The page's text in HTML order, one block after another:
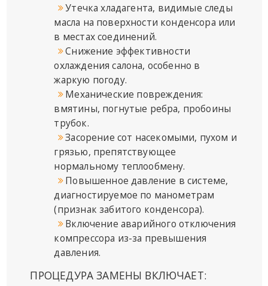
Утечка хладагента, видимые следы
масла на поверхности конденсора или
в местах соединений.
Снижение эффективности
охлаждения салона, особенно в
жаркую погоду.
Механические повреждения:
вмятины, погнутые ребра, пробоины
трубок.
Засорение сот насекомыми, пухом и
грязью, препятствующее
нормальному теплообмену.
Повышенное давление в системе,
диагностируемое по манометрам
(признак забитого конденсора).
Включение аварийного отключения
компрессора из-за превышения
давления.
ПРОЦЕДУРА ЗАМЕНЫ ВКЛЮЧАЕТ: